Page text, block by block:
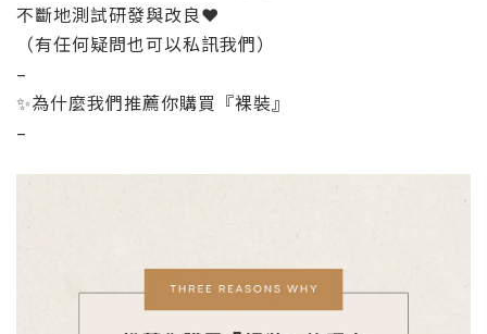
不斷地測試研發與改良❤️
（有任何疑問也可以私訊我們）
–
✨為什麼我們推薦你購買『裸裝』
–